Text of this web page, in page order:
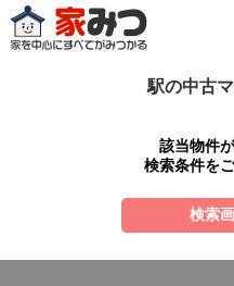
駅の中古
該当物件
検索条件を
検索